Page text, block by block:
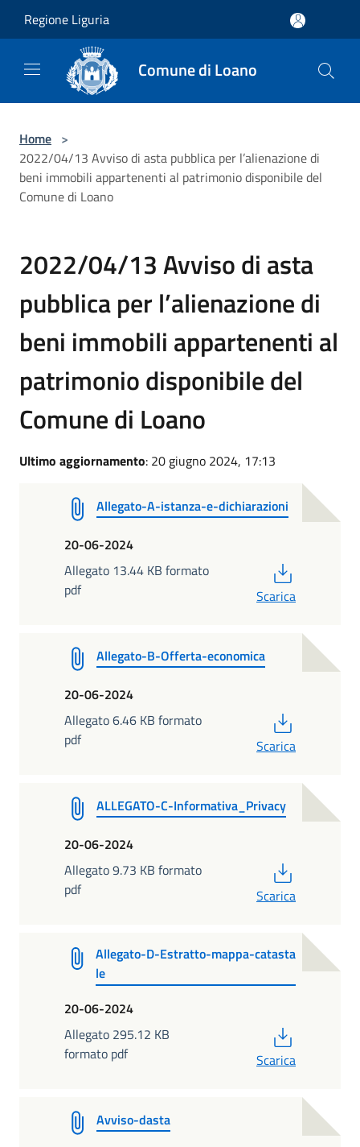
Regione Liguria
Comune di Loano
Home >
2022/04/13 Avviso di asta pubblica per l’alienazione di
beni immobili appartenenti al patrimonio disponibile del
Comune di Loano
2022/04/13 Avviso di asta
pubblica per l’alienazione di
beni immobili appartenenti al
patrimonio disponibile del
Comune di Loano
Ultimo aggiornamento: 20 giugno 2024, 17:13
Allegato-A-istanza-e-dichiarazioni
20-06-2024
Allegato 13.44 KB formato
pdf
Scarica
Allegato-B-Offerta-economica
20-06-2024
Allegato 6.46 KB formato
pdf
Scarica
ALLEGATO-C-Informativa_Privacy
20-06-2024
Allegato 9.73 KB formato
pdf
Scarica
Allegato-D-Estratto-mappa-catasta
le
20-06-2024
Allegato 295.12 KB
formato pdf
Scarica
Avviso-dasta